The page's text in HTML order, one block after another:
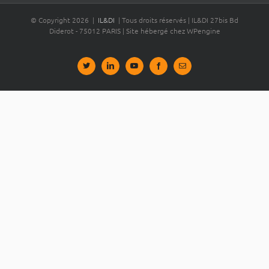
© Copyright 2026 | IL&DI | Tous droits réservés | IL&DI 27bis Bd
Diderot - 75012 PARIS | Site hébergé chez WPengine
BlueskyLinkedInYouTubeFacebookEmail